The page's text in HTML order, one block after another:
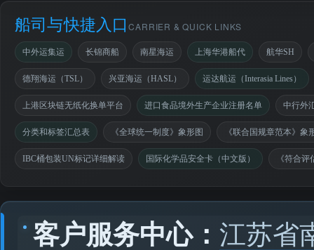
船司与快捷入口CARRIER & QUICK LINKS
中外运集运 长锦商船 南星海运 上海华港船代 航华SH
德翔海运（TSL） 兴亚海运（HASL） 运达航运（Interasia Lines）
上港区块链无纸化换单平台 进口食品境外生产企业注册名单 中行外
分类和标签汇总表 《全球统一制度》象形图 《联合国规章范本》象
IBC桶包装UN标记详细解读 国际化学品安全卡（中文版） 《符合
客户服务中心： 江苏省